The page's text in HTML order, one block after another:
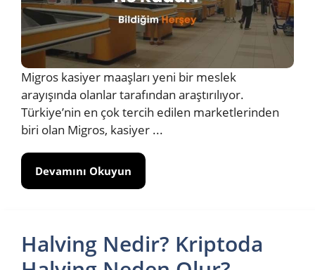
Migros kasiyer maaşları yeni bir meslek
arayışında olanlar tarafından araştırılıyor.
Türkiye’nin en çok tercih edilen marketlerinden
biri olan Migros, kasiyer ...
Devamını Okuyun
Halving Nedir? Kriptoda